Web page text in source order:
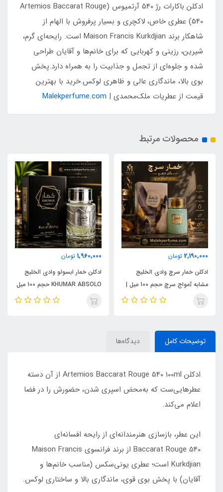
ادکلن باکارات رژ 540 آرتمیوس (Artemios Baccarat Rouge
540) عطری خاص، لاکچری و بسیار پرفروش با الهام از
شاهکار برند Maison Francis Kurkdjian است. رایحه‌ای گرم،
شیرین، رزینی و کهربایی که برای خانم‌ها و آقایان طراحی
شده و جلوه‌ای از تجمل و جذابیت را به همراه دارد.پخش
بوی بالا، ماندگاری عالی و ظاهری لوکس.خرید با بهترین
قیمت از عطریات ملک‌محمدی | Malekperfume.com
محصولات مرتبط
2,190,000 تومان
ادکلن خمار سرچ وادی الخلیج
مشابه آمواج سرچ حجم 100 میل |
KHUMAR Search Eau de
1,960,000 تومان
ادکلن خمار ابسولو وادی الخلیج
KHUMAR ABSOLO حجم 100 میل
| مشابه اورجینال ایو سن لورن مای
توضیحات کامل دیدگاه‌ها
ادکلن Artemios Baccarat Rouge 540 100ml از آن دسته
عطرهایی‌ست که به‌محض اسپری شدن، حضورش را در فضا
اعلام می‌کند.
این عطر، بازسازی هنرمندانه‌ای از رایحه افسانه‌ای
Baccarat Rouge 540 از برند فرانسوی Maison Francis
Kurkdjian است؛ عطری یونی‌سکس (مناسب خانم‌ها و
آقایان) با پخش بوی قوی، ماندگاری بالا و ساختاری لوکس.